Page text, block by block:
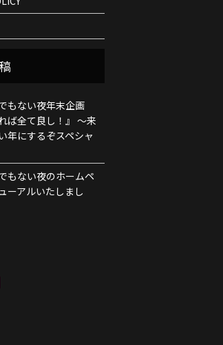
もない夜年末企画
ば全て良し！』 ～来
年にするぞスペシャ
もない夜のホームペ
ーアルいたしまし